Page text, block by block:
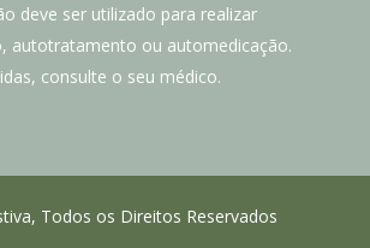
deve ser utilizado para realizar
autotratamento ou automedicação.
consulte o seu médico.
Todos os Direitos Reservados